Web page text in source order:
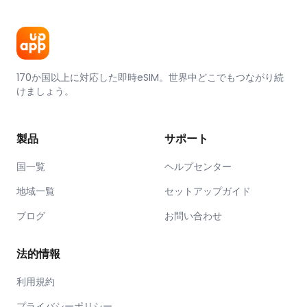
170か国以上に対応した即時eSIM。世界中どこでもつながり続
けましょう。
製品
国一覧
地域一覧
ブログ
サポート
ヘルプセンター
セットアップガイド
お問い合わせ
法的情報
利用規約